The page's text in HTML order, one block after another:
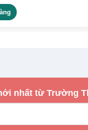
nhất từ Trường